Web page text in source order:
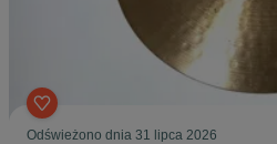
Odświeżono dnia 31 lipca 2026